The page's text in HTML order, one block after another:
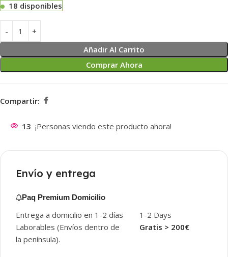
18 disponibles
Añadir Al Carrito
Comprar Ahora
Compartir:
13 ¡Personas viendo este producto ahora!
Envío y entrega
Paq Premium Domicilio
Entrega a domicilio en 1-2 días
Laborables (Envíos dentro de
la península).
1-2 Days
Gratis > 200€